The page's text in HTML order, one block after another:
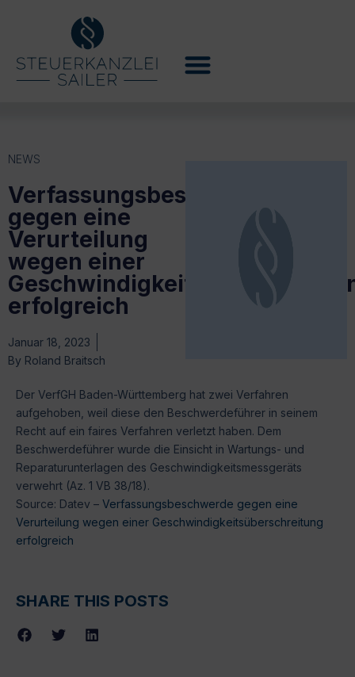
NEWS
Verfassungsbeschwerde
gegen eine
Verurteilung
wegen einer
erfolgreich
Januar 18, 2023
By Roland Braitsch
Der VerfGH Baden-Württemberg hat zwei Verfahren
aufgehoben, weil diese den Beschwerdeführer in seinem
Recht auf ein faires Verfahren verletzt haben. Dem
Beschwerdeführer wurde die Einsicht in Wartungs- und
Reparaturunterlagen des Geschwindigkeitsmessgeräts
verwehrt (Az. 1 VB 38/18).
Source: Datev – Verfassungsbeschwerde gegen eine
Verurteilung wegen einer Geschwindigkeitsüberschreitung
erfolgreich
SHARE THIS POSTS